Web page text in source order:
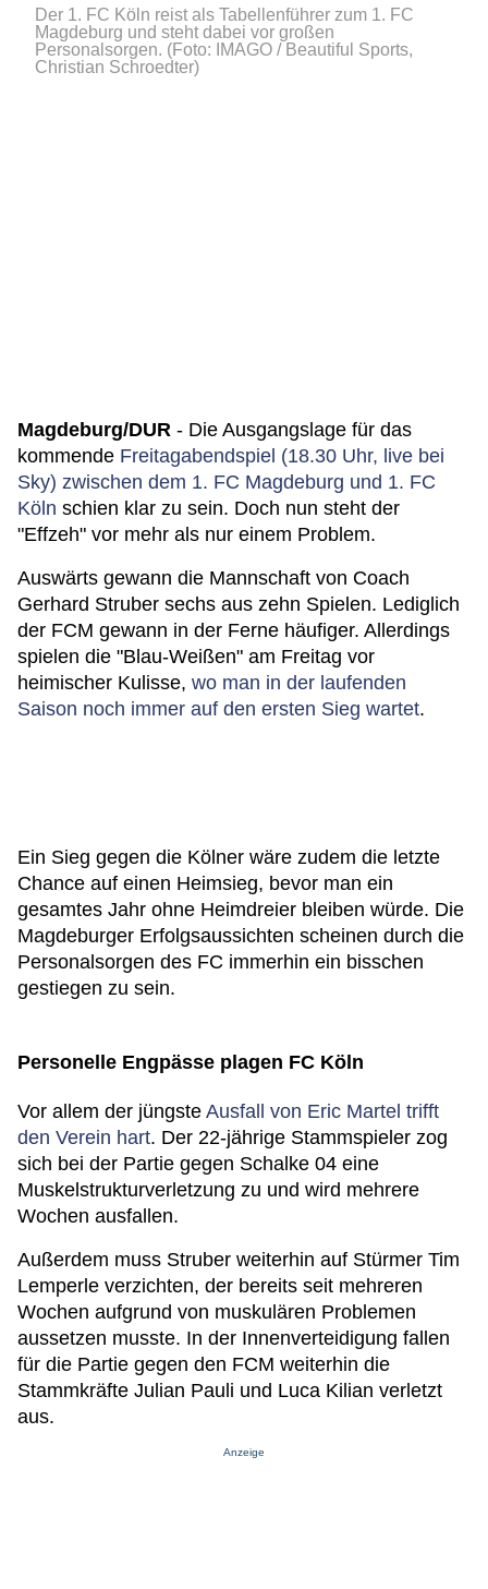
Der 1. FC Köln reist als Tabellenführer zum 1. FC
Magdeburg und steht dabei vor großen
Personalsorgen. (Foto: IMAGO / Beautiful Sports,
Christian Schroedter)
Magdeburg/DUR - Die Ausgangslage für das
kommende Freitagabendspiel (18.30 Uhr, live bei
Sky) zwischen dem 1. FC Magdeburg und 1. FC
Köln schien klar zu sein. Doch nun steht der
"Effzeh" vor mehr als nur einem Problem.
Auswärts gewann die Mannschaft von Coach
Gerhard Struber sechs aus zehn Spielen. Lediglich
der FCM gewann in der Ferne häufiger. Allerdings
spielen die "Blau-Weißen" am Freitag vor
heimischer Kulisse, wo man in der laufenden
Saison noch immer auf den ersten Sieg wartet.
Ein Sieg gegen die Kölner wäre zudem die letzte
Chance auf einen Heimsieg, bevor man ein
gesamtes Jahr ohne Heimdreier bleiben würde. Die
Magdeburger Erfolgsaussichten scheinen durch die
Personalsorgen des FC immerhin ein bisschen
gestiegen zu sein.
Personelle Engpässe plagen FC Köln
Vor allem der jüngste Ausfall von Eric Martel trifft
den Verein hart. Der 22-jährige Stammspieler zog
sich bei der Partie gegen Schalke 04 eine
Muskelstrukturverletzung zu und wird mehrere
Wochen ausfallen.
Außerdem muss Struber weiterhin auf Stürmer Tim
Lemperle verzichten, der bereits seit mehreren
Wochen aufgrund von muskulären Problemen
aussetzen musste. In der Innenverteidigung fallen
für die Partie gegen den FCM weiterhin die
Stammkräfte Julian Pauli und Luca Kilian verletzt
aus.
Anzeige